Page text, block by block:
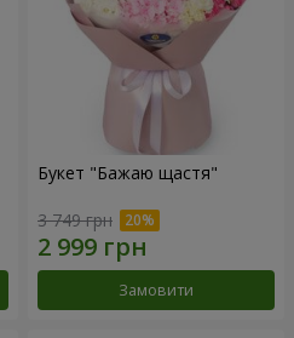
Букет "Бажаю щастя"
3 749 грн
Замовити